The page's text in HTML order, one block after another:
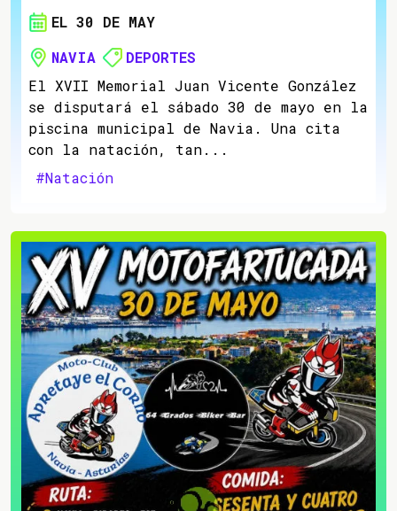
EL 30 DE MAY
NAVIA
DEPORTES
El XVII Memorial Juan Vicente González
se disputará el sábado 30 de mayo en la
piscina municipal de Navia. Una cita
con la natación, tan...
#Natación